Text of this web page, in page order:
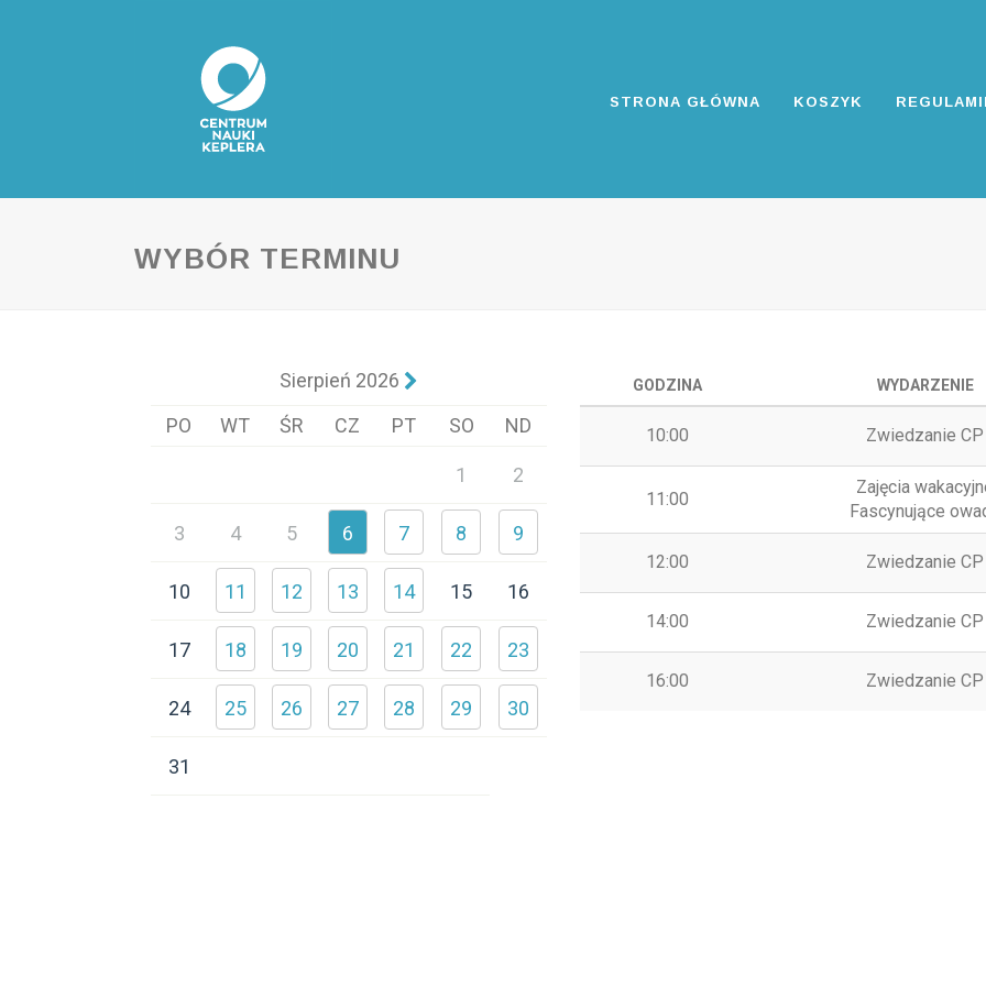
STRONA GŁÓWNA KOSZYK
WYBÓR TERMINU
Sierpień 2026
PO
WT ŚR CZ PT SO ND
1 2
3 4 5 6 7 8 9
10 11 12 13 14 15 16
17 18 19 20 21 22 23
24 25 26 27 28 29 30
31
GODZINA WYDARZENIE
10:00 Zwiedzanie CP
11:00
Zajęcia
Fascynujące
12:00 Zwiedzanie CP
14:00 Zwiedzanie CP
16:00 Zwiedzanie CP